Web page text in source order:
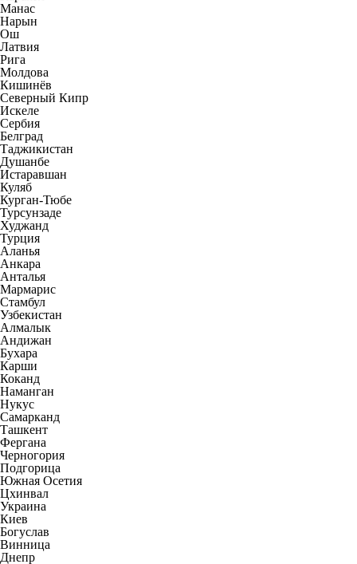
Манас
Нарын
Ош
Латвия
Рига
Молдова
Кишинёв
Северный Кипр
Искеле
Сербия
Белград
Таджикистан
Душанбе
Истаравшан
Куляб
Курган-Тюбе
Турсунзаде
Худжанд
Турция
Аланья
Анкара
Анталья
Мармарис
Стамбул
Узбекистан
Алмалык
Андижан
Бухара
Карши
Коканд
Наманган
Нукус
Самарканд
Ташкент
Фергана
Черногория
Подгорица
Южная Осетия
Цхинвал
Украина
Киев
Богуслав
Винница
Днепр